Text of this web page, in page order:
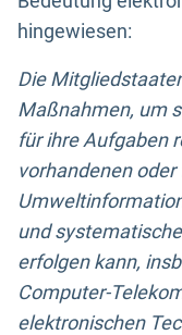
hingewiesen:
Die
Maßnahmen, um
für ihre Aufgaben
vorhandenen
und
erfolgen kann,
Computer-
elektronischen